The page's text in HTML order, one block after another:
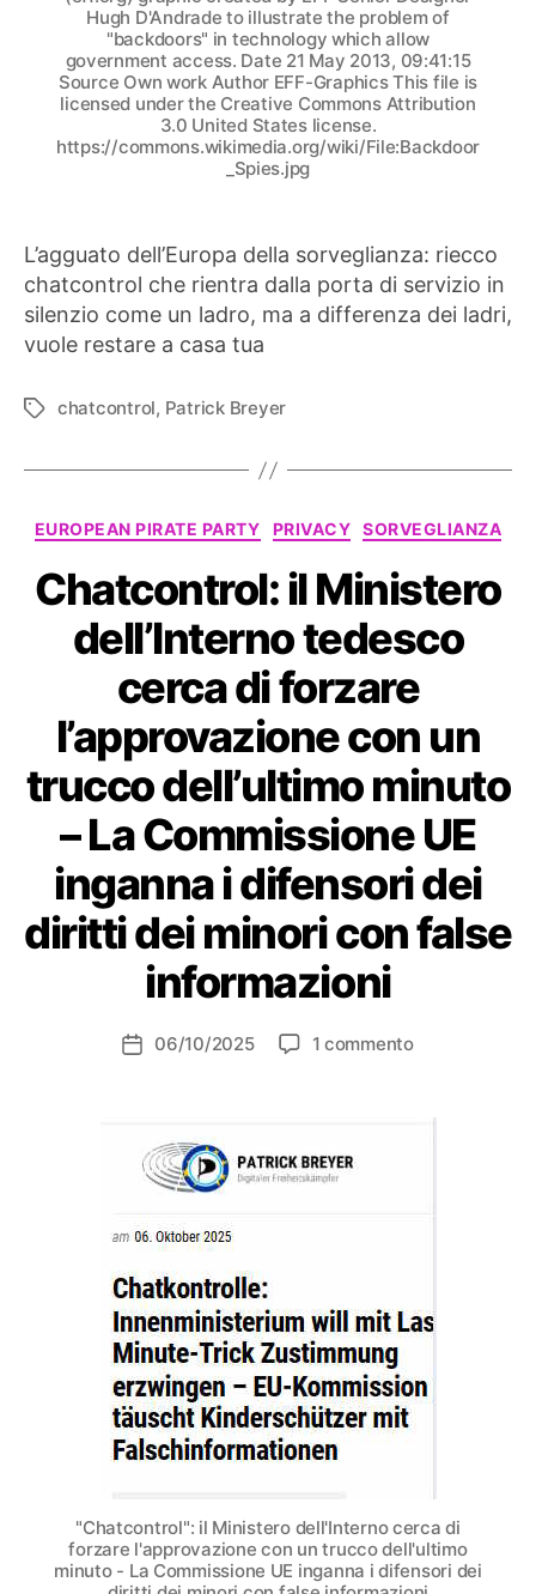
giro”
Hugh D'Andrade to illustrate the problem of
"backdoors" in technology which allow
government access. Date 21 May 2013, 09:41:15
Source Own work Author EFF-Graphics This file is
licensed under the Creative Commons Attribution
3.0 United States license.
https://commons.wikimedia.org/wiki/File:Backdoor
_Spies.jpg
L’agguato dell’Europa della sorveglianza: riecco
chatcontrol che rientra dalla porta di servizio in
silenzio come un ladro, ma a differenza dei ladri,
vuole restare a casa tua
Tag chatcontrol, Patrick Breyer
Categorie
EUROPEAN PIRATE PARTY PRIVACY SORVEGLIANZA
Chatcontrol: il Ministero
dell’Interno tedesco
cerca di forzare
l’approvazione con un
trucco dell’ultimo minuto
– La Commissione UE
inganna i difensori dei
diritti dei minori con false
informazioni
Data06/10/2025 1 commentosu
Ministero
con
un
dell’ultimo
minuto
inganna
i
"Chatcontrol": il Ministero dell'Interno cerca di
forzare l'approvazione con un trucco dell'ultimo
minuto - La Commissione UE inganna i difensori dei